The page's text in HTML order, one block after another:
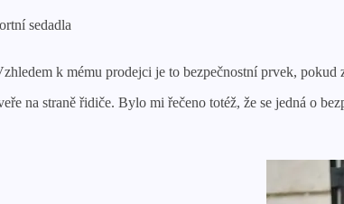
sedadla
k mému prodejci je to bezpečnostní prvek, pokud
na straně řidiče. Bylo mi řečeno totéž, že se jedná o